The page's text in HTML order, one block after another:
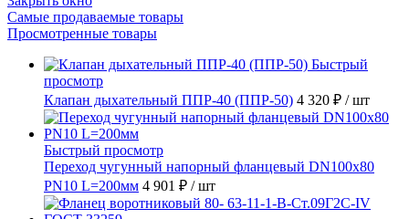
Самые продаваемые товары
Просмотренные товары
Быстрый
просмотр
Клапан дыхательный ППР-40 (ППР-50) 4 320 ₽ / шт
Быстрый просмотр
Переход чугунный напорный фланцевый DN100х80
PN10 L=200мм 4 901 ₽ / шт